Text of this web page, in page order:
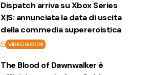
Dispatch arriva su Xbox Series
X|S: annunciata la data di uscita
della commedia supereroistica
VIDEOGIOCHI
The Blood of Dawnwalker è